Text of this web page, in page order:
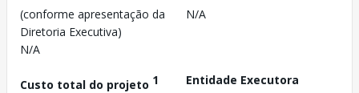
(conforme apresentação da
Diretoria Executiva)
N/A
N/A
Custo total do projeto 1
Entidade Executora